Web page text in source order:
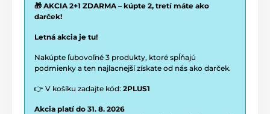
🎁 AKCIA 2+1 ZDARMA – kúpte 2, tretí máte ako
darček!
Letná akcia je tu!
Nakúpte ľubovoľné 3 produkty, ktoré spĺňajú
podmienky a ten najlacnejší získate od nás ako darček.
👉 V košíku zadajte kód: 2PLUS1
Akcia platí do 31. 8. 2026